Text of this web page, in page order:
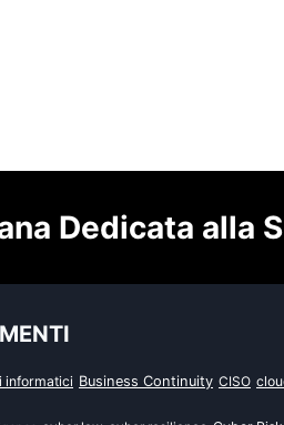
Dedicata alla
informatici Business Continuity CISO